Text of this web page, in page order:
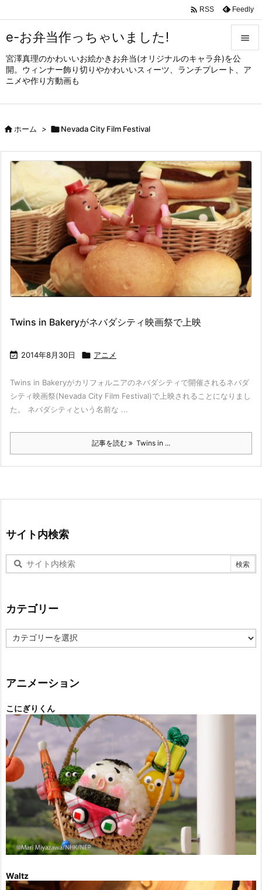
e-お弁当作っちゃいました!
宮澤真理のかわいいお絵かきお弁当(オリジナルのキャラ弁)を公
開。ウィンナー飾り切りやかわいいスィーツ、ランチプレート、ア
ニメや作り方動画も


メニュ
サイド

次へ

検索
 RSS Feedly
ホーム > Nevada City Film Festival
Twins in Bakeryがネバダシティ映画祭で上映
 2014年8月30日  アニメ
Twins in Bakeryがカリフォルニアのネバダシティで開催されるネバダ
シティ映画祭(Nevada City Film Festival)で上映されることになりまし
た。 ネバダシティという名前な ...
記事を読む Twins in ...
サイト内検索
カテゴリー
テ
ー
アニメーション
こにぎりくん
Waltz